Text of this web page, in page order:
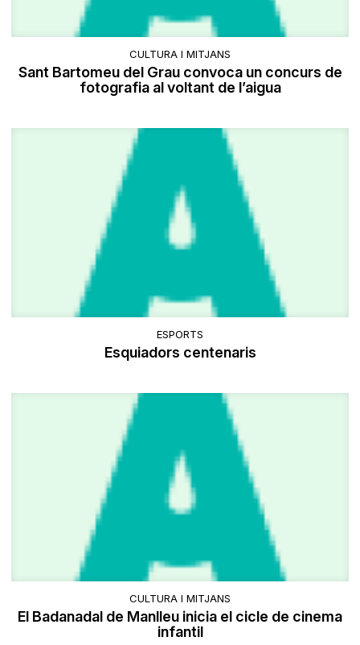
CULTURA I MITJANS
Sant Bartomeu del Grau convoca un concurs de
fotografia al voltant de l’aigua
ESPORTS
Esquiadors centenaris
CULTURA I MITJANS
El Badanadal de Manlleu inicia el cicle de cinema
infantil